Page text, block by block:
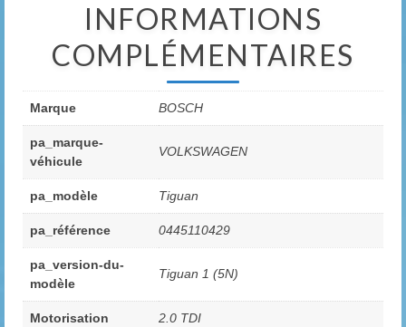
INFORMATIONS
COMPLÉMENTAIRES
Marque BOSCH
pa_marque-
véhicule
VOLKSWAGEN
pa_modèle Tiguan
pa_référence 0445110429
pa_version-du-
modèle
Tiguan 1 (5N)
Motorisation 2.0 TDI